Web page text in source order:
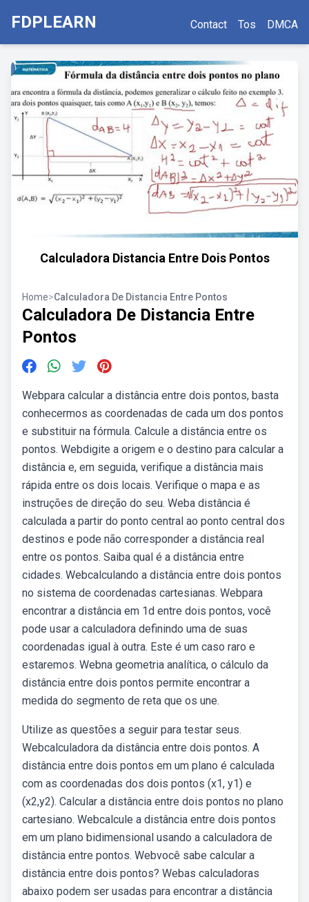
FDPLEARN Contact Tos DMCA
Calculadora Distancia Entre Dois Pontos
Home>Calculadora De Distancia Entre Pontos
Calculadora De Distancia Entre
Pontos
Webpara calcular a distância entre dois pontos, basta
conhecermos as coordenadas de cada um dos pontos
e substituir na fórmula. Calcule a distância entre os
pontos. Webdigite a origem e o destino para calcular a
distância e, em seguida, verifique a distância mais
rápida entre os dois locais. Verifique o mapa e as
instruções de direção do seu. Weba distância é
calculada a partir do ponto central ao ponto central dos
destinos e pode não corresponder a distância real
entre os pontos. Saiba qual é a distância entre
cidades. Webcalculando a distância entre dois pontos
no sistema de coordenadas cartesianas. Webpara
encontrar a distância em 1d entre dois pontos, você
pode usar a calculadora definindo uma de suas
coordenadas igual à outra. Este é um caso raro e
estaremos. Webna geometria analítica, o cálculo da
distância entre dois pontos permite encontrar a
medida do segmento de reta que os une.
Utilize as questões a seguir para testar seus.
Webcalculadora da distância entre dois pontos. A
distância entre dois pontos em um plano é calculada
com as coordenadas dos dois pontos (x1, y1) e
(x2,y2). Calcular a distância entre dois pontos no plano
cartesiano. Webcalcule a distância entre dois pontos
em um plano bidimensional usando a calculadora de
distância entre pontos. Webvocê sabe calcular a
distância entre dois pontos? Webas calculadoras
abaixo podem ser usadas para encontrar a distância